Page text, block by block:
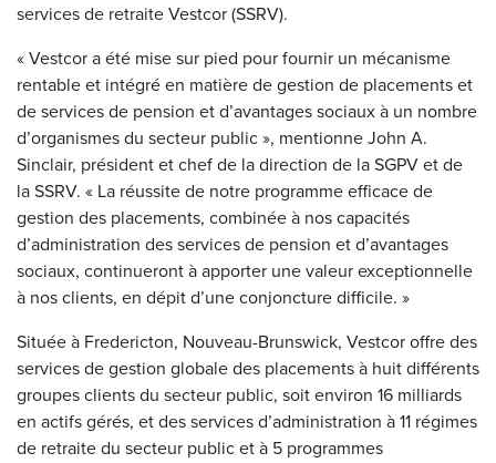
services de retraite Vestcor (SSRV).
« Vestcor a été mise sur pied pour fournir un mécanisme
rentable et intégré en matière de gestion de placements et
de services de pension et d’avantages sociaux à un nombre
d’organismes du secteur public », mentionne John A.
Sinclair, président et chef de la direction de la SGPV et de
la SSRV. « La réussite de notre programme efficace de
gestion des placements, combinée à nos capacités
d’administration des services de pension et d’avantages
sociaux, continueront à apporter une valeur exceptionnelle
à nos clients, en dépit d’une conjoncture difficile. »
Située à Fredericton, Nouveau-Brunswick, Vestcor offre des
services de gestion globale des placements à huit différents
groupes clients du secteur public, soit environ 16 milliards
en actifs gérés, et des services d’administration à 11 régimes
de retraite du secteur public et à 5 programmes